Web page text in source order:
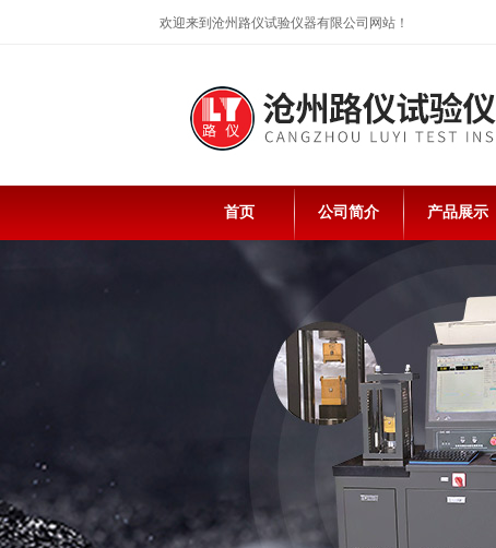
欢迎来到沧州路仪试验仪器有限公司网站！
首页 公司简介 产品展示